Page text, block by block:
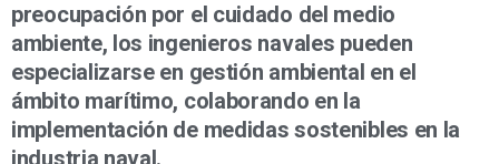
preocupación por el cuidado del medio
ambiente, los ingenieros navales pueden
especializarse en gestión ambiental en el
ámbito marítimo, colaborando en la
implementación de medidas sostenibles en la
industria naval.